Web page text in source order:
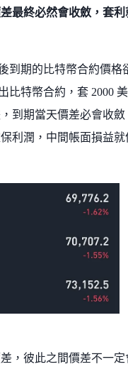
最終必然會收斂，套利
到期的比特幣合約價格
比特幣合約，套 2000
到期當天價差必會收斂
利潤，中間帳面損益就
，彼此之間價差不一定